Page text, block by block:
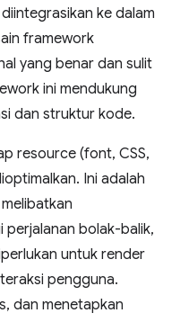
ke dalam
framework
yang benar dan sulit
ini mendukung
dan struktur kode.
resource (font, CSS,
Ini adalah
perjalanan bolak-balik,
untuk render
pengguna.
dan menetapkan